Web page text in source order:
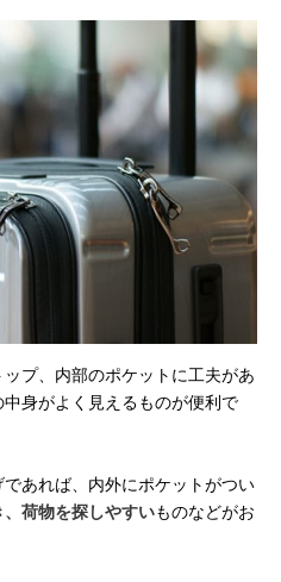
プ、内部のポケットに工夫があ
身がよく見えるものが便利で
あれば、内外にポケットがつい
荷物を探しやすいものなどがお